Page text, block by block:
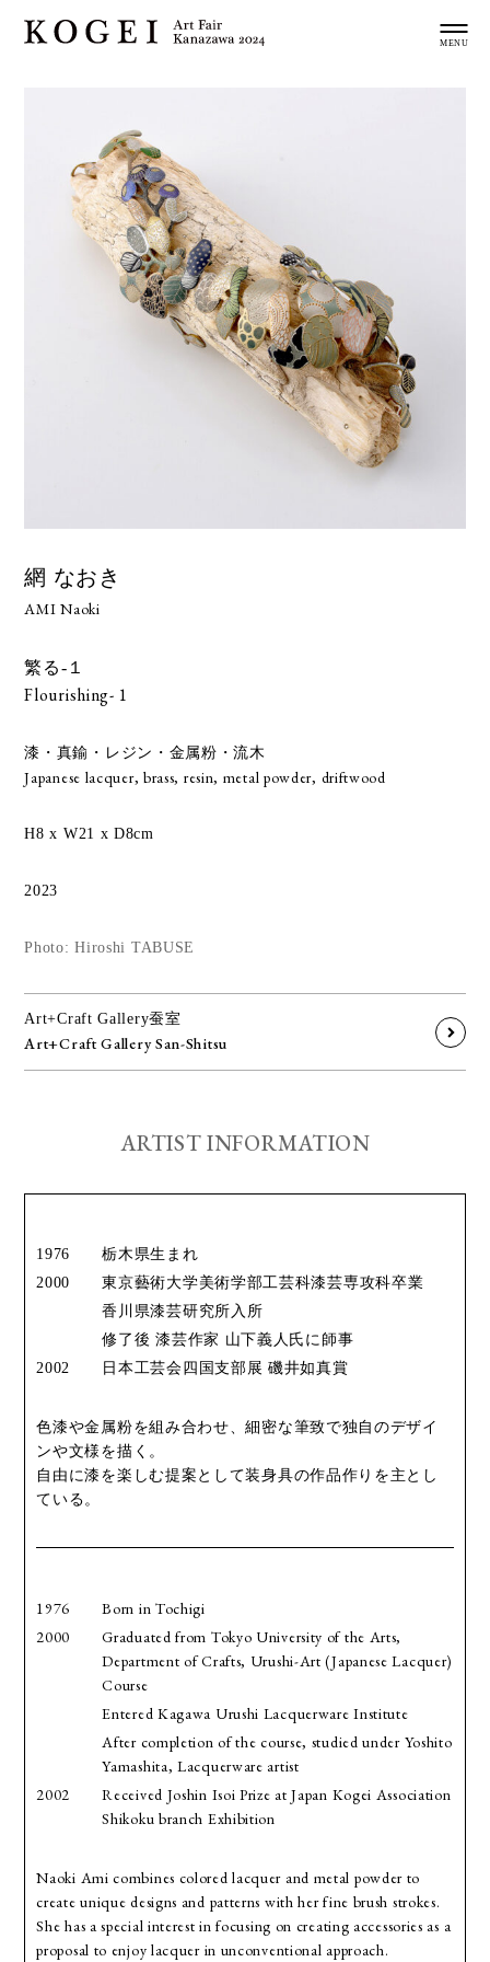
網 なおき
AMI Naoki
繁る-１
Flourishing- 1
漆・真鍮・レジン・金属粉・流木
Japanese lacquer, brass, resin, metal powder, driftwood
H8 x W21 x D8cm
2023
Photo: Hiroshi TABUSE
Art+Craft Gallery蚕室
Art+Craft Gallery San-Shitsu
ARTIST INFORMATION
1976
栃木県生まれ
2000
東京藝術大学美術学部工芸科漆芸専攻科卒業
香川県漆芸研究所入所
修了後 漆芸作家 山下義人氏に師事
2002
日本工芸会四国支部展 磯井如真賞
色漆や金属粉を組み合わせ、細密な筆致で独自のデザイ
ンや文様を描く。
自由に漆を楽しむ提案として装身具の作品作りを主とし
ている。
1976
Born in Tochigi
2000
Graduated from Tokyo University of the Arts,
Department of Crafts, Urushi-Art (Japanese Lacquer)
Course
Entered Kagawa Urushi Lacquerware Institute
After completion of the course, studied under Yoshito
Yamashita, Lacquerware artist
2002
Received Joshin Isoi Prize at Japan Kogei Association
Shikoku branch Exhibition
Naoki Ami combines colored lacquer and metal powder to
create unique designs and patterns with her fine brush strokes.
She has a special interest in focusing on creating accessories as a
proposal to enjoy lacquer in unconventional approach.